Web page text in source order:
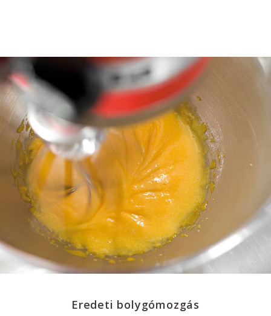
Eredeti bolygómozgás